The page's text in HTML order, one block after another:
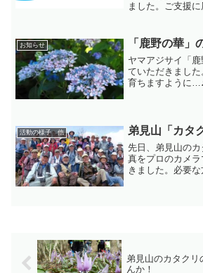
ました。ご支援
お知らせ 「鹿野の華」
ヤマアジサイ「
ていただきました
育ちますように
を楽しみに、皆
がとうございまし
活動の様子 他 弟見山「カタ
先日、弟見山の
真をプロのカメ
きました。必要
弟見山のカタク
んか！